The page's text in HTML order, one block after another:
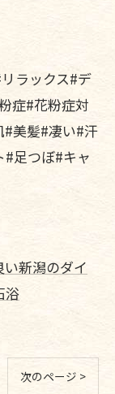
ラックス#デ
症#花粉症対
#美髪#凄い#汗
足つぼ#キャ
い新潟のダイ
浴
次のページ >